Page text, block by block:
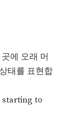
에 오래 머
태를 표현합
starting to